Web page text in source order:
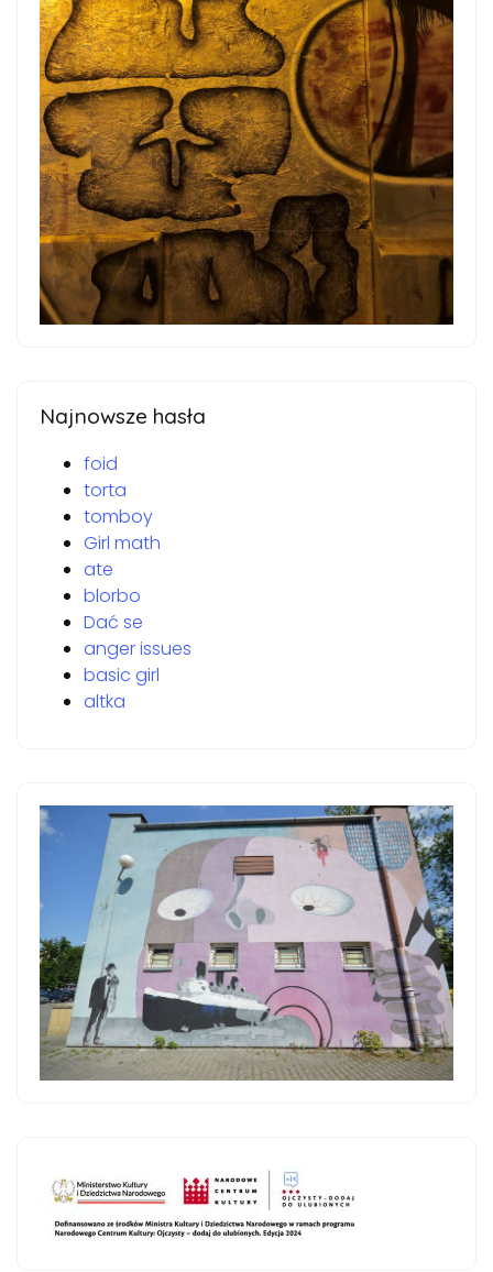
Najnowsze hasła
foid
torta
tomboy
Girl math
ate
blorbo
Dać se
anger issues
basic girl
altka